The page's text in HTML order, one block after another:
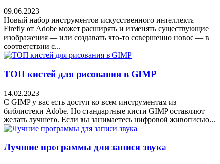
09.06.2023
Новый набор инструментов искусственного интеллекта
Firefly от Adobe может расширять и изменять существующие
изображения — или создавать что-то совершенно новое — в
соответствии с...
ТОП кистей для рисования в GIMP
14.02.2023
С GIMP у вас есть доступ ко всем инструментам из
библиотеки Adobe. Но стандартные кисти GIMP оставляют
желать лучшего. Если вы занимаетесь цифровой живописью...
Лучшие программы для записи звука